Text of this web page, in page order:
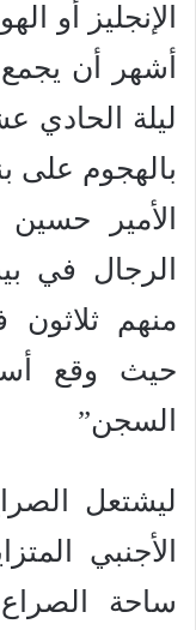
الإنجليز أو
أشهر أن
بالهجوم على
الأمير
الرجال في
منهم ثلاثون
حيث وقع
السجن”
ليشتعل
الأجنبي
ساحة